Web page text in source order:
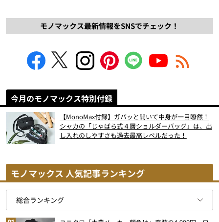
モノマックス最新情報をSNSでチェック！
今月のモノマックス特別付録
【MonoMax付録】ガバッと開いて中身が一目瞭然！
シャカの「じゃばら式４層ショルダーバッグ」は、出
し入れのしやすさも過去最高レベルだった！
モノマックス 人気記事ランキング